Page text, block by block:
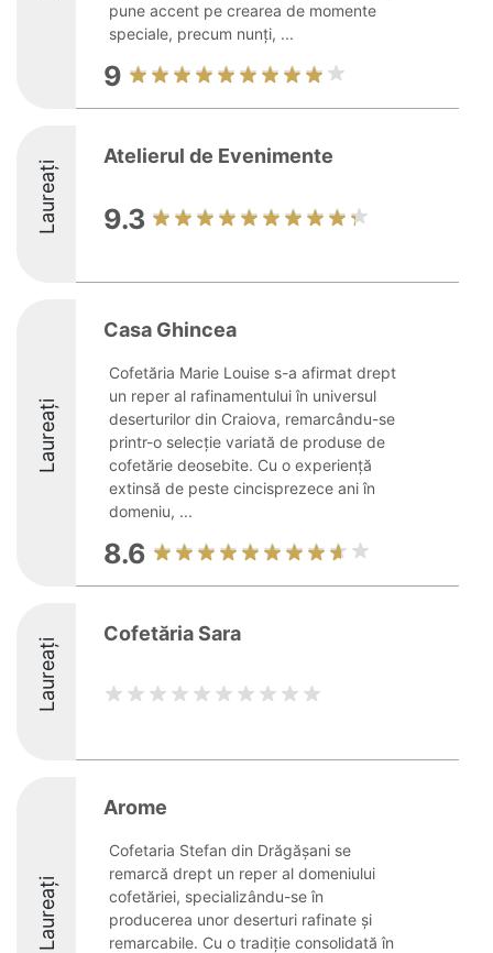
pune accent pe crearea de momente
speciale, precum nunți, ...
9
Laureați
Atelierul de Evenimente
9.3
Laureați
Casa Ghincea
Cofetăria Marie Louise s-a afirmat drept
un reper al rafinamentului în universul
deserturilor din Craiova, remarcându-se
printr-o selecție variată de produse de
cofetărie deosebite. Cu o experiență
extinsă de peste cincisprezece ani în
domeniu, ...
8.6
Laureați
Cofetăria Sara
Laureați
Arome
Cofetaria Stefan din Drăgășani se
remarcă drept un reper al domeniului
cofetăriei, specializându-se în
producerea unor deserturi rafinate și
remarcabile. Cu o tradiție consolidată în